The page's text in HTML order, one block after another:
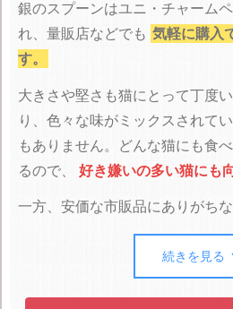
銀のスプーンはユニ・チャーム
れ、量販店などでも 気軽に購入
す。
大きさや堅さも猫にとって丁度
り、色々な味がミックスされて
もありません。どんな猫にも食
るので、
好き嫌いの多い猫にも
一方、安価な市販品にありがち
穀物を多く含むため 猫にとって
無駄な負担をかけてしまいます。
続きを見る